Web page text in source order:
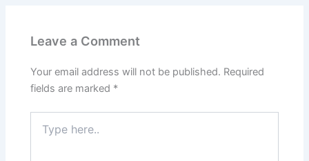
Leave a Comment
Your email address will not be published. Required
fields are marked *
here..